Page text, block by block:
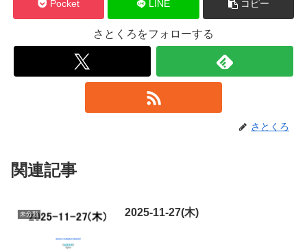
Pocket LINE コピー
さとくろをフォローする
さとくろ
関連記事
未分類 2025-11-27(木)